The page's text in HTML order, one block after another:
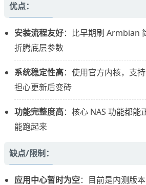
优点：
安装流程友好：比早期刷 Armbian
折腾底层参数
系统稳定性高：使用官方内核，支
担心更新后变砖
功能完整度高：核心 NAS 功能都能
能跑起来
缺点/限制：
应用中心暂时为空：目前是内测版